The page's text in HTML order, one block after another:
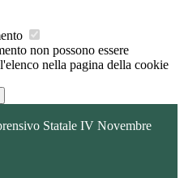
non possono essere
nella pagina della cookie
Statale IV Novembre